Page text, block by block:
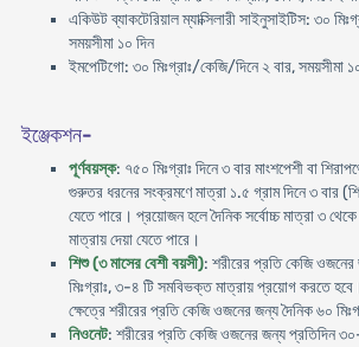
একিউট ব্যাকটেরিয়াল ম্যাক্সিলারী সাইনুসাইটিস: ৩০
সময়সীমা ১০ দিন
ইমপেটিগো: ৩০ মিঃগ্রাঃ/কেজি/দিনে ২ বার, সময়সীমা
ইঞ্জেকশন-
পূর্ণবয়স্ক: ৭৫০ মিঃগ্রাঃ দিনে ৩ বার মাংশপেশী বা
গুরুতর ধরনের সংক্রমণে মাত্রা ১.৫ গ্রাম দিনে ৩ বার
যেতে পারে। প্রয়োজন হলে দৈনিক সর্বোচ্চ মাত্রা ৩
মাত্রায় দেয়া যেতে পারে।
শিশু (৩ মাসের বেশী বয়সী): শরীরের প্রতি কেজি
মিঃগ্রাঃ, ৩-৪ টি সমবিভক্ত মাত্রায় প্রয়োগ করতে
ক্ষেত্রে শরীরের প্রতি কেজি ওজনের জন্য দৈনিক ৬০
নিওনেট: শরীরের প্রতি কেজি ওজনের জন্য প্রতিদিন